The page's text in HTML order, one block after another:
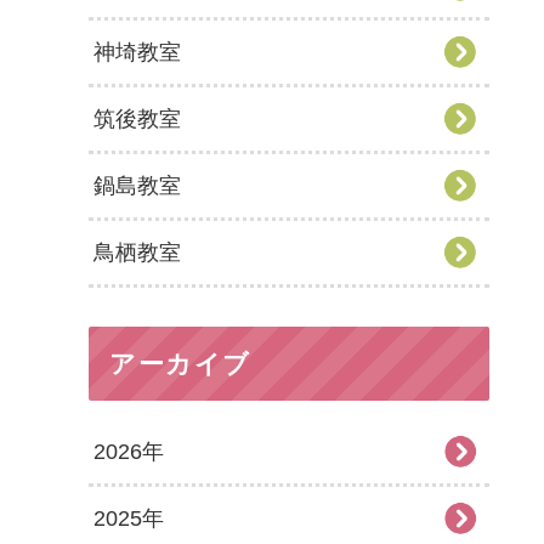
神埼教室
筑後教室
鍋島教室
鳥栖教室
アーカイブ
2026年
2026年8月
2025年